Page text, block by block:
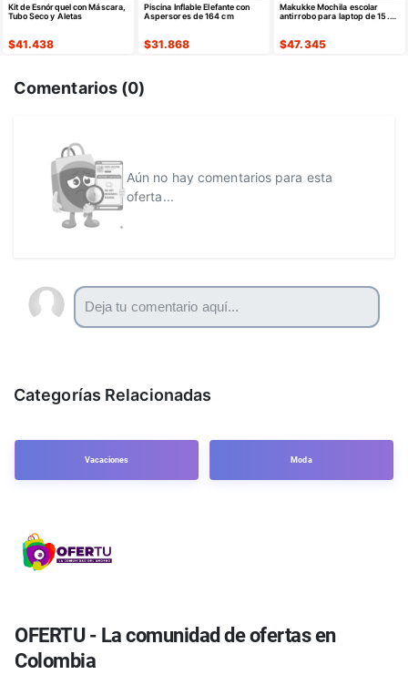
Kit de Esnórquel con Máscara,
Tubo Seco y Aletas
$41.438
Piscina Inflable Elefante con
Aspersores de 164 cm
$31.868
Makukke Mochila escolar
antirrobo para laptop de 15.6"
$47.345
Comentarios (0)
Aún no hay comentarios para esta
oferta...
Categorías Relacionadas
Vacaciones Moda
OFERTU - La comunidad de ofertas en
Colombia